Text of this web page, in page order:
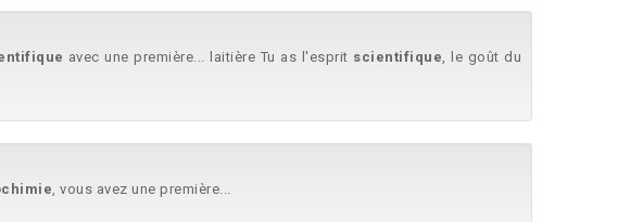
avec une première... laitière Tu as l'esprit scientifique, le goût du
, vous avez une première...